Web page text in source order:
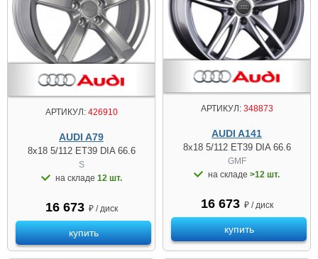
АРТИКУЛ:426910
AUDI A79
8x18 5/112 ET39 DIA 66.6
S
на складе 12 шт.
16 673 ₽ / диск
купить
АРТИКУЛ:348873
AUDI A141
8x18 5/112 ET39 DIA 66.6
GMF
на складе >12 шт.
16 673 ₽ / диск
купить